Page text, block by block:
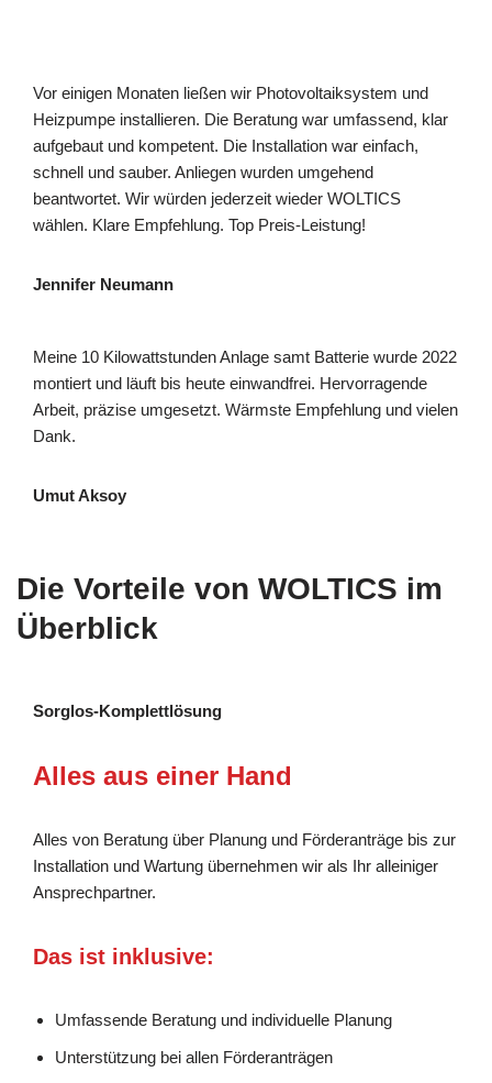
Vor einigen Monaten ließen wir Photovoltaiksystem und
Heizpumpe installieren. Die Beratung war umfassend, klar
aufgebaut und kompetent. Die Installation war einfach,
schnell und sauber. Anliegen wurden umgehend
beantwortet. Wir würden jederzeit wieder WOLTICS
wählen. Klare Empfehlung. Top Preis-Leistung!
Jennifer Neumann
Meine 10 Kilowattstunden Anlage samt Batterie wurde 2022
montiert und läuft bis heute einwandfrei. Hervorragende
Arbeit, präzise umgesetzt. Wärmste Empfehlung und vielen
Dank.
Umut Aksoy
Die Vorteile von WOLTICS im
Überblick
Sorglos-Komplettlösung
Alles aus einer Hand
Alles von Beratung über Planung und Förderanträge bis zur
Installation und Wartung übernehmen wir als Ihr alleiniger
Ansprechpartner.
Das ist inklusive:
Umfassende Beratung und individuelle Planung
Unterstützung bei allen Förderanträgen